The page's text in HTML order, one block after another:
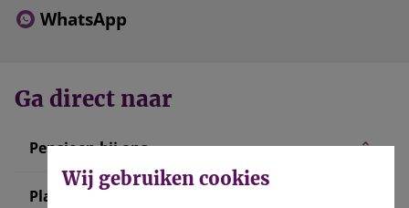
WhatsApp
Ga direct naar
Pensioen bij ons
Plan uw pensioen
Wij gebruiken cookies